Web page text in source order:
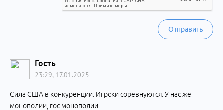
Отправить
Гость
23:29, 17.01.2025
Сила США в конкуренции. Игроки соревнуются. У нас же
монополии, гос монополии...